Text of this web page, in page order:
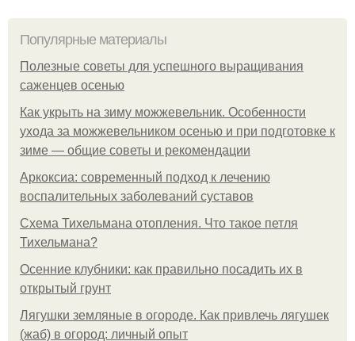
Популярные материалы
Полезные советы для успешного выращивания
саженцев осенью
Как укрыть на зиму можжевельник. Особенности
ухода за можжевельником осенью и при подготовке к
зиме — общие советы и рекомендации
Аркоксиа: современный подход к лечению
воспалительных заболеваний суставов
Схема Тихельмана отопления. Что такое петля
Тихельмана?
Осенние клубники: как правильно посадить их в
открытый грунт
Лягушки земляные в огороде. Как привлечь лягушек
(жаб) в огород: личный опыт